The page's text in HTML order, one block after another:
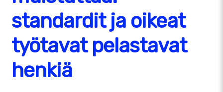
standardit ja oikeat
työtavat pelastavat
henkiä